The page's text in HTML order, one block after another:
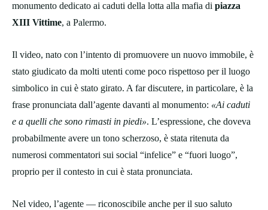
monumento dedicato ai caduti della lotta alla mafia di piazza
XIII Vittime, a Palermo.
Il video, nato con l’intento di promuovere un nuovo immobile, è
stato giudicato da molti utenti come poco rispettoso per il luogo
simbolico in cui è stato girato. A far discutere, in particolare, è la
frase pronunciata dall’agente davanti al monumento: «Ai caduti
e a quelli che sono rimasti in piedi». L’espressione, che doveva
probabilmente avere un tono scherzoso, è stata ritenuta da
numerosi commentatori sui social “infelice” e “fuori luogo”,
proprio per il contesto in cui è stata pronunciata.
Nel video, l’agente — riconoscibile anche per il suo saluto